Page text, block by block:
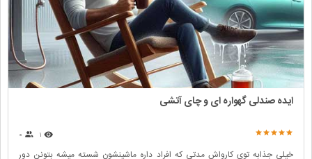
ایده صندلی گهواره ای و چای آتشی
۱
خیلی جذابه توی کارواش مدتی که افراد داره ماشینشون شسته میشه بتونن دور